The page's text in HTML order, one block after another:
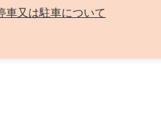
又は駐車について